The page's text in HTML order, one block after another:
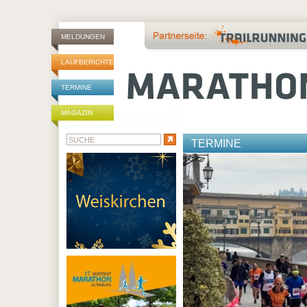
MELDUNGEN
LAUFBERICHTE
TERMINE
MAGAZIN
TERMINE